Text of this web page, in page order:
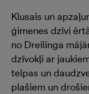
Klusais un
ģimenes dzīvi
no Dreilinga
dzīvokļi ar
telpas un
plašiem un